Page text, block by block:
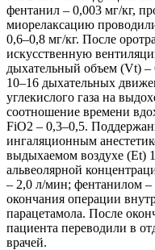
фентанил – 0,003 мг/кг,
миорелаксацию
0,6–0,8 мг/кг. После
искусственную
дыхательный объем (Vt) –
10–16 дыхательных
углекислого газа на
соотношение времени
FiO2 – 0,3–0,5.
ингаляционным
выдыхаемом воздухе (Et)
альвеолярной
– 2,0 л/мин; фентанилом –
окончания операции
парацетамола. После
пациента переводили в
врачей.